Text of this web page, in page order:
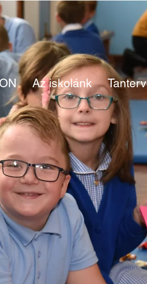
Az iskolánk Tanterv